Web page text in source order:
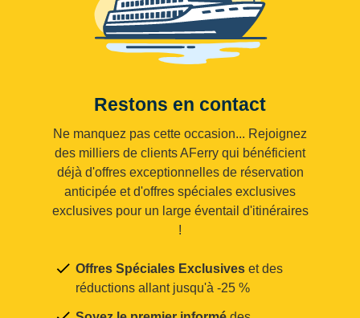
Restons en contact
Ne manquez pas cette occasion... Rejoignez
des milliers de clients AFerry qui bénéficient
déjà d'offres exceptionnelles de réservation
anticipée et d'offres spéciales exclusives
exclusives pour un large éventail d'itinéraires
!
Offres Spéciales Exclusives et des
réductions allant jusqu'à -25 %